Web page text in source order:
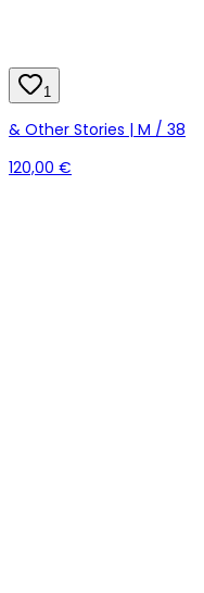
1
& Other Stories | M / 38
120,00 €